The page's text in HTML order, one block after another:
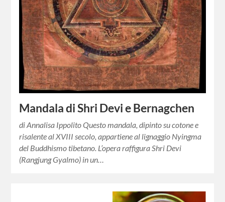
Mandala di Shri Devi e Bernagchen
di Annalisa Ippolito Questo mandala, dipinto su cotone e
risalente al XVIII secolo, appartiene al lignaggio Nyingma
del Buddhismo tibetano. L’opera raffigura Shri Devi
(Rangjung Gyalmo) in un…